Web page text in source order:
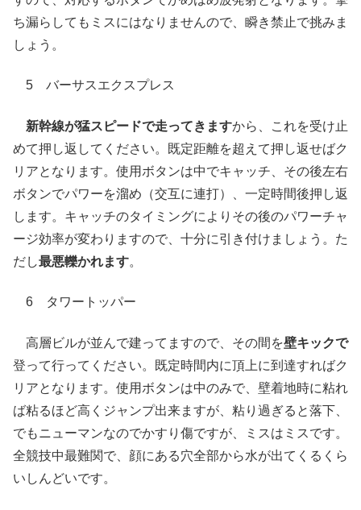
ち漏らしてもミスにはなりませんので、瞬き禁止で挑みま
しょう。
5 バーサスエクスプレス
新幹線が猛スピードで走ってきますから、これを受け止
めて押し返してください。既定距離を超えて押し返せばク
リアとなります。使用ボタンは中でキャッチ、その後左右
ボタンでパワーを溜め（交互に連打）、一定時間後押し返
します。キャッチのタイミングによりその後のパワーチャ
ージ効率が変わりますので、十分に引き付けましょう。た
だし最悪轢かれます。
6 タワートッパー
高層ビルが並んで建ってますので、その間を壁キックで
登って行ってください。既定時間内に頂上に到達すればク
リアとなります。使用ボタンは中のみで、壁着地時に粘れ
ば粘るほど高くジャンプ出来ますが、粘り過ぎると落下、
でもニューマンなのでかすり傷ですが、ミスはミスです。
全競技中最難関で、顔にある穴全部から水が出てくるくら
いしんどいです。